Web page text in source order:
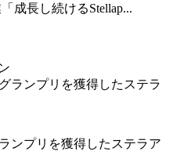
成長し続けるStellap...
ンプリを獲得したステラア